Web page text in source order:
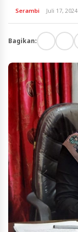
Serambi Juli 17, 2024
Bagikan: